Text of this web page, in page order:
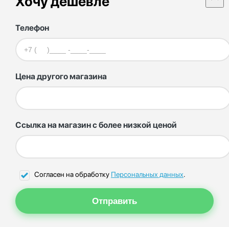
Телефон
Цена другого магазина
Ссылка на магазин с более низкой ценой
Согласен на обработку Персональных данных.
Отправить